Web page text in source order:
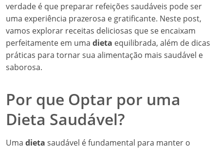
verdade é que preparar refeições saudáveis pode ser
uma experiência prazerosa e gratificante. Neste post,
vamos explorar receitas deliciosas que se encaixam
perfeitamente em uma dieta equilibrada, além de dicas
práticas para tornar sua alimentação mais saudável e
saborosa.
Por que Optar por uma
Dieta Saudável?
Uma dieta saudável é fundamental para manter o